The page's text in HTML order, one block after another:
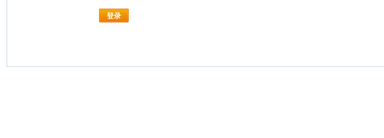
登录